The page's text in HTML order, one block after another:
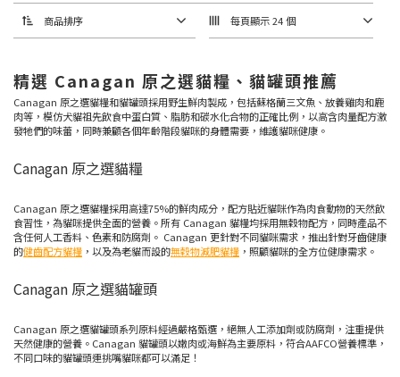
味
沙
甸
魚
吞
魚
(7)
三
魚
(3)
鴨
肉
(1)
商品排序 每頁顯示 24 個
精選 Canagan 原之選貓糧、貓罐頭推薦
Canagan 原之選貓糧和貓罐頭採用野生鮮肉製成，包括蘇格蘭三文魚、放養雞肉和鹿
肉等，模仿犬貓祖先飲食中蛋白質、脂肪和碳水化合物的正確比例，以高含肉量配方激
發牠們的味蕾，同時兼顧各個年齡階段貓咪的身體需要，維護貓咪健康。
Canagan 原之選貓糧
Canagan 原之選貓糧採用高達75%的鮮肉成分，配方貼近貓咪作為肉食動物的天然飲
食習性，為貓咪提供全面的營養。所有 Canagan 貓糧均採用無穀物配方，同時產品不
含任何人工香料、色素和防腐劑。 Canagan 更針對不同貓咪需求，推出針對牙齒健康
的健齒配方貓糧 ，以及為老貓而設的無穀物減肥貓糧 ，照顧貓咪的全方位健康需求。
Canagan 原之選貓罐頭
Canagan 原之選貓罐頭系列原料經過嚴格甄選，絕無人工添加劑或防腐劑，注重提供
天然健康的營養。Canagan 貓罐頭以嫩肉或海鮮為主要原料，符合AAFCO營養標準，
不同口味的貓罐頭連挑嘴貓咪都可以滿足！